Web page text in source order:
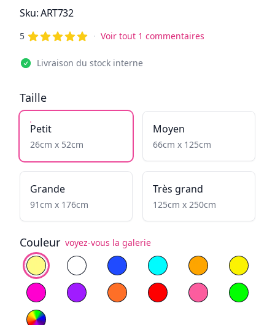
Information du produit
Sku:ART732
Reviews
5de 5 étoiles · Voir tout 1 commentaires
Livraison du stock interne
Taille
Petit
26cm x 52cm
Moyen
66cm x 125cm
Grande
91cm x 176cm
Très grand
125cm x 250cm
Couleur voyez-vous la galerie
Choisissez la couleur
Blanc ChaudBlanc FroidBleu Cyan Jaune
Yellow
Magenta
Violet Orange Rouge Rose clair Vert